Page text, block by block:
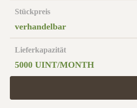
Stückpreis
verhandelbar
Lieferkapazität
5000 UINT/MONTH